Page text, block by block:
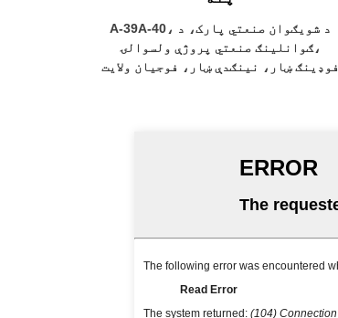
A-39A-40، د شویګوان صنعتي پارک، د
ګوانلینګ صنعتي پروژې ولسوالۍ،
فوډینګ ښار، نینګدې ښار، فوجیان ولایت